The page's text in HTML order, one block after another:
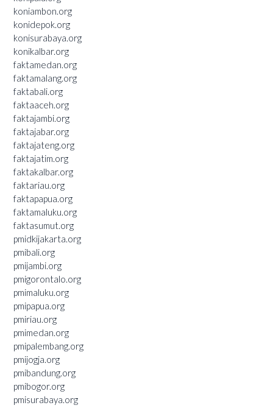
koniambon.org
konidepok.org
konisurabaya.org
konikalbar.org
faktamedan.org
faktamalang.org
faktabali.org
faktaaceh.org
faktajambi.org
faktajabar.org
faktajateng.org
faktajatim.org
faktakalbar.org
faktariau.org
faktapapua.org
faktamaluku.org
faktasumut.org
pmidkijakarta.org
pmibali.org
pmijambi.org
pmigorontalo.org
pmimaluku.org
pmipapua.org
pmiriau.org
pmimedan.org
pmipalembang.org
pmijogja.org
pmibandung.org
pmibogor.org
pmisurabaya.org